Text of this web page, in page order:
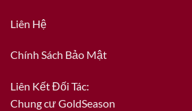
Liên Hệ
Chính Sách Bảo Mật
Liên Kết Đối Tác:
Chung cư GoldSeason